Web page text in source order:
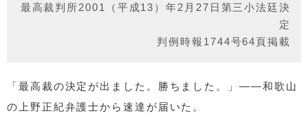
最高裁判所2001（平成13）年2月27日第三小法廷決
定
判例時報1744号64頁掲載
「最高裁の決定が出ました。勝ちました。」――和歌山
の上野正紀弁護士から速達が届いた。